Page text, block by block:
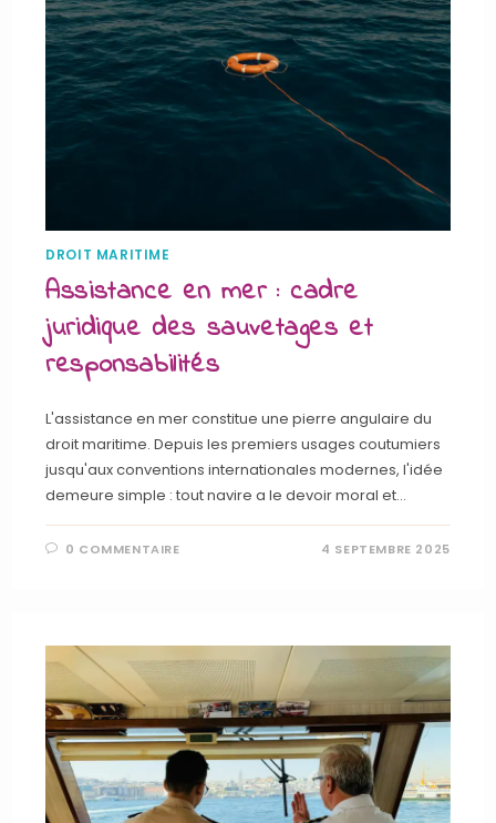
DROIT MARITIME
Assistance en mer : cadre
juridique des sauvetages et
responsabilités
L'assistance en mer constitue une pierre angulaire du
droit maritime. Depuis les premiers usages coutumiers
jusqu'aux conventions internationales modernes, l'idée
demeure simple : tout navire a le devoir moral et…
0 COMMENTAIRE 4 SEPTEMBRE 2025